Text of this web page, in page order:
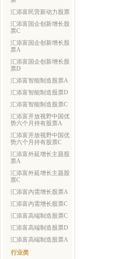
汇添富民营新动力股票
汇添富国企创新增长股
票C
汇添富国企创新增长股
票A
汇添富国企创新增长股
票D
汇添富智能制造股票A
汇添富智能制造股票D
汇添富智能制造股票C
汇添富开放视野中国优
势六个月持有股票A
汇添富开放视野中国优
势六个月持有股票C
汇添富外延增长主题股
票A
汇添富外延增长主题股
票C
汇添富内需增长股票A
汇添富内需增长股票C
汇添富高端制造股票C
汇添富高端制造股票D
汇添富高端制造股票A
行业类